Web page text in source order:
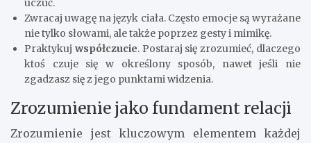
uczuć.
Zwracaj uwagę na język ciała. Często emocje są wyrażane
nie tylko słowami, ale także poprzez gesty i mimikę.
Praktykuj współczucie. Postaraj się zrozumieć, dlaczego
ktoś czuje się w określony sposób, nawet jeśli nie
zgadzasz się z jego punktami widzenia.
Zrozumienie jako fundament relacji
Zrozumienie jest kluczowym elementem każdej